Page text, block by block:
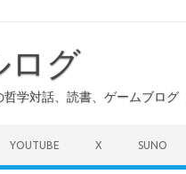
ログ
学対話、読書、ゲームブログ
YOUTUBE X SUNO